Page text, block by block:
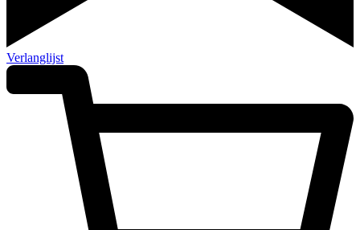
Verlanglijst